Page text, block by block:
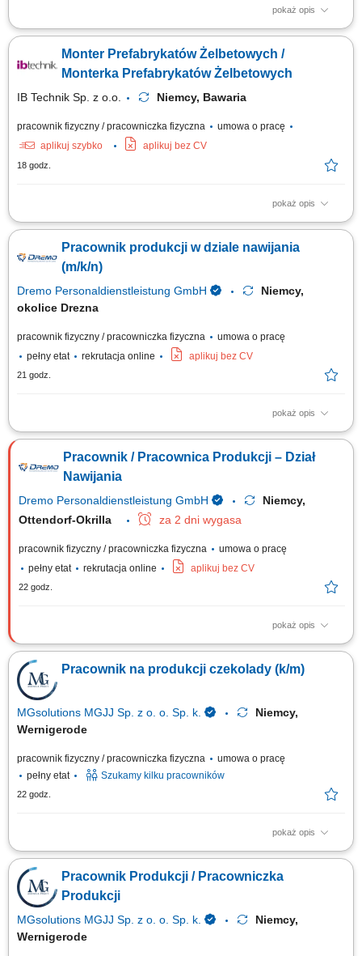
pokaż opis
Zakres obowiązków: Wykonywanie prostych prac produkcyjnych przy linii
Pakowanie oraz etykietowanie napojów; Kontrola jakości produktów;
Realizacja bieżących prac pomocniczych na terenie zakładu;
Monter Prefabrykatów Żelbetowych /
Monterka Prefabrykatów Żelbetowych
IB Technik Sp. z o.o. Niemcy, Bawaria
pracownik fizyczny / pracowniczka fizyczna
umowa o pracę
aplikuj szybko
aplikuj bez CV
18 godz.
pokaż opis
Zadania: Wykonywanie konstrukcji żelbetowych (stan surowy). Praca na
Pracownik produkcji w dziale nawijania
(m/k/n)
Dremo Personaldienstleistung GmbH
Niemcy,
okolice Drezna
pracownik fizyczny / pracowniczka fizyczna
umowa o pracę
pełny etat
rekrutacja online aplikuj bez CV
21 godz.
pokaż opis
Obowiązki: Nadzór i obsługa maszyn produkcyjnych / maszyn do
wprowadzeniem do użytku; Praca z narzędziami pomiarowymi;
Wymagania: Bardzo dobra koordynacja wzrokowo-ruchowa;
Pracownik / Pracownica Produkcji – Dział
Nawijania
Dremo Personaldienstleistung GmbH
Niemcy,
Ottendorf-Okrilla
za 2 dni wygasa
pracownik fizyczny / pracowniczka fizyczna
umowa o pracę
pełny etat
rekrutacja online aplikuj bez CV
22 godz.
pokaż opis
Zakres obowiązków: obsługa oraz nadzór nad maszynami produkcyjnymi
i maszynami do nawijania, nawijanie cewek zgodnie z dokumentacją i
standardami jakości, przeprowadzanie kontroli wizualnej elementów
przed dalszym procesem produkcyjnym, praca z podstawowymi
narzędziami pomiarowymi, dbanie o...
Pracownik na produkcji czekolady (k/m)
MGsolutions MGJJ Sp. z o. o. Sp. k.
Niemcy,
Wernigerode
pracownik fizyczny / pracowniczka fizyczna
umowa o pracę
pełny etat
Szukamy kilku pracowników
22 godz.
pokaż opis
Opis stanowiska Prace przy linii produkcyjnej - produkcja z czekolady
Pakowanie i układanie towaru; Kontrola jakości; Inne proste prace
pomocnicze na hali produkcyjnej; Znajomość języka oraz doświadczenie
nie są wymagane Mile widziane również pary (wspólne zakwaterowanie
oraz ten sam grafik pracy)
Pracownik Produkcji / Pracowniczka
Produkcji
MGsolutions MGJJ Sp. z o. o. Sp. k.
Niemcy,
Wernigerode